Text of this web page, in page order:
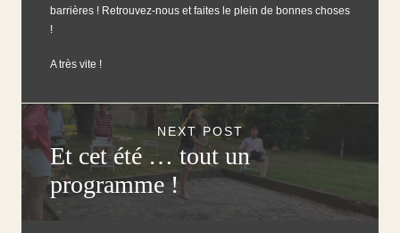
barrières ! Retrouvez-nous et faites le plein de bonnes choses
!
A très vite !
NEXT POST
Et cet été … tout un
programme !